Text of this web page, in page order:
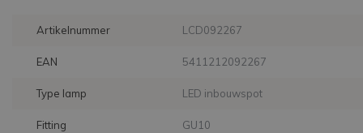
Artikelnummer LCD092267
EAN 5411212092267
Type lamp LED inbouwspot
Fitting GU10